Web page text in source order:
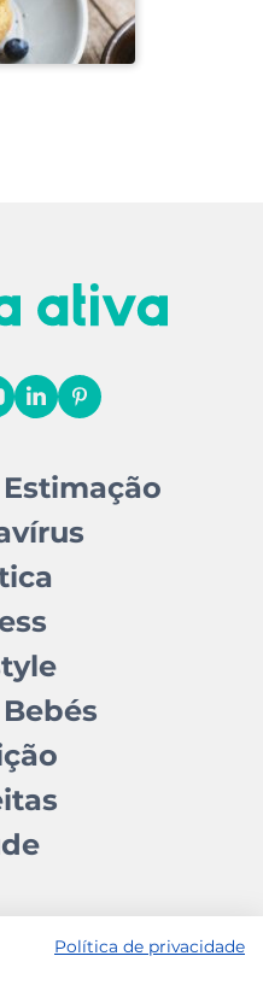
Política de privacidade